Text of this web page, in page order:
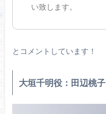
い致します。
とコメントしています！
大垣千明役：田辺桃子